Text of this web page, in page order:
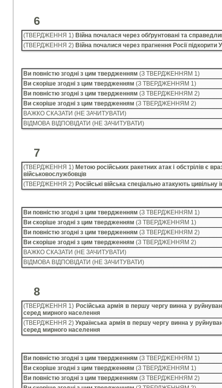
6
(ТВЕРДЖЕННЯ 1)Війна почалася через обґрунтовані та
(ТВЕРДЖЕННЯ 2)Війна почалися через прагнення Росії підкорити
Ви повністю згодні з цим твердженням (З ТВЕРДЖЕННЯМ 1)
Ви скоріше згодні з цим твердженням (З ТВЕРДЖЕННЯМ 1)
Ви повністю згодні з цим твердженням (З ТВЕРДЖЕННЯМ 2)
Ви скоріше згодні з цим твердженням (З ТВЕРДЖЕННЯМ 2)
ВАЖКО СКАЗАТИ (НЕ ЗАЧИТУВАТИ)
ВІДМОВА ВІДПОВІДАТИ (НЕ ЗАЧИТУВАТИ)
7
(ТВЕРДЖЕННЯ 1)Метою російських ракетних атак і обстрілів є
військовослужбовців
(ТВЕРДЖЕННЯ 2)Російські війська спеціально атакують цивільну
Ви повністю згодні з цим твердженням (З ТВЕРДЖЕННЯМ 1)
Ви скоріше згодні з цим твердженням (З ТВЕРДЖЕННЯМ 1)
Ви повністю згодні з цим твердженням (З ТВЕРДЖЕННЯМ 2)
Ви скоріше згодні з цим твердженням (З ТВЕРДЖЕННЯМ 2)
ВАЖКО СКАЗАТИ (НЕ ЗАЧИТУВАТИ)
ВІДМОВА ВІДПОВІДАТИ (НЕ ЗАЧИТУВАТИ)
8
(ТВЕРДЖЕННЯ 1) Російська армія в першу чергу винна у
серед мирного населення
(ТВЕРДЖЕННЯ 2)Українська армія в першу чергу винна у
серед мирного населення
Ви повністю згодні з цим твердженням (З ТВЕРДЖЕННЯМ 1)
Ви скоріше згодні з цим твердженням (З ТВЕРДЖЕННЯМ 1)
Ви повністю згодні з цим твердженням (З ТВЕРДЖЕННЯМ 2)